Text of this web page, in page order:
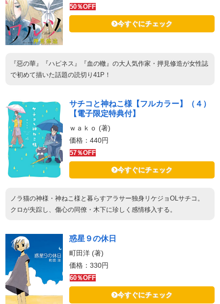
50％OFF
今すぐにチェック
『惡の華』『ハピネス』『血の轍』の大人気作家・押見修造が女性誌
で初めて描いた話題の読切り41P！
サチコと神ねこ様【フルカラー】（４）
【電子限定特典付】
ｗａｋｏ (著)
価格：440円
57％OFF
今すぐにチェック
ノラ猫の神様・神ねこ様と暮らすアラサー独身リケジョOLサチコ。
クロが失踪し、傷心の同僚・木下に珍しく感情移入する。
惑星９の休日
町田洋 (著)
価格：330円
60％OFF
今すぐにチェック